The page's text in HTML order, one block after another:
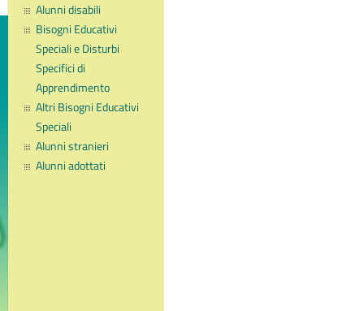
Alunni disabili
Bisogni Educativi
Speciali e Disturbi
Specifici di
Apprendimento
Altri Bisogni Educativi
Speciali
Alunni stranieri
Alunni adottati